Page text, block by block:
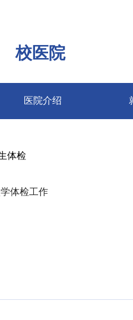
校医院
医院介绍
体检
体检工作